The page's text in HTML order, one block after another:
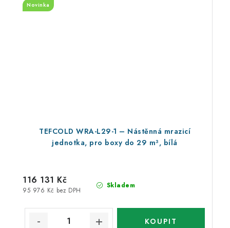
TEFCOLD WRA-L29-1 – Nástěnná mrazicí
jednotka, pro boxy do 29 m³, bílá
Novinka
Skladem
95 976 Kč bez DPH
116 131 Kč